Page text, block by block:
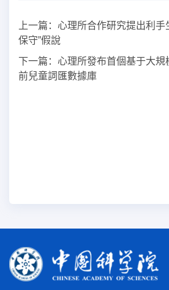
上一篇： 心理所合作研究提出利手
保守”假說
下一篇： 心理所發布首個基于大
前兒童詞匯數據庫